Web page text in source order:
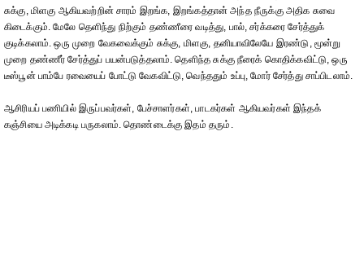
சுக்கு, மிளகு ஆகியவற்றின் சாரம் இறங்க, இறங்கத்தான் அந்த நீருக்கு அதிக சுவை
கிடைக்கும். மேலே தெளிந்து நிற்கும் தண்ணீரை வடித்து, பால், சர்க்கரை சேர்த்துக்
குடிக்கலாம். ஒரு முறை வேகவைக்கும் சுக்கு, மிளகு, தனியாவிலேயே இரண்டு, மூன்று
முறை தண்ணீர் சேர்த்துப் பயன்படுத்தலாம். தெளிந்த சுக்கு நீரைக் கொதிக்கவிட்டு, ஒரு
டீஸ்பூன் பாம்பே ரவையைப் போட்டு வேகவிட்டு, வெந்ததும் உப்பு, மோர் சேர்த்து சாப்பிடலாம்.
ஆசிரியப் பணியில் இருப்பவர்கள், பேச்சாளர்கள், பாடகர்கள் ஆகியவர்கள் இந்தக்
கஞ்சியை அடிக்கடி பருகலாம். தொண்டைக்கு இதம் தரும்.